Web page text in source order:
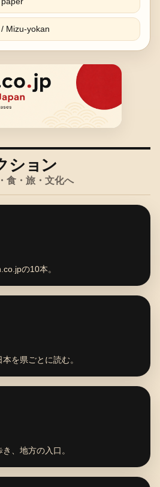
Mizu-yokan
ション
食・旅・文化へ
の10本。
を県ごとに読む。
、地方の入口。